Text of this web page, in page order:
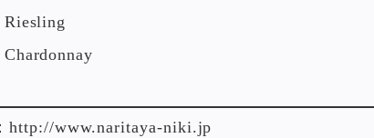
http://www.naritaya-niki.jp